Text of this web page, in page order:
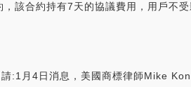
該合約持有7天的協議費用，用戶不
:1月4日消息，美國商標律師Mike